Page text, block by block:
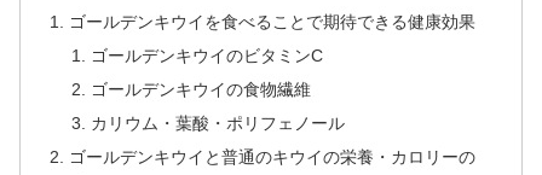
ゴールデンキウイを食べることで期待できる健康効果
ゴールデンキウイのビタミンC
ゴールデンキウイの食物繊維
カリウム・葉酸・ポリフェノール
ゴールデンキウイと普通のキウイの栄養・カロリーの